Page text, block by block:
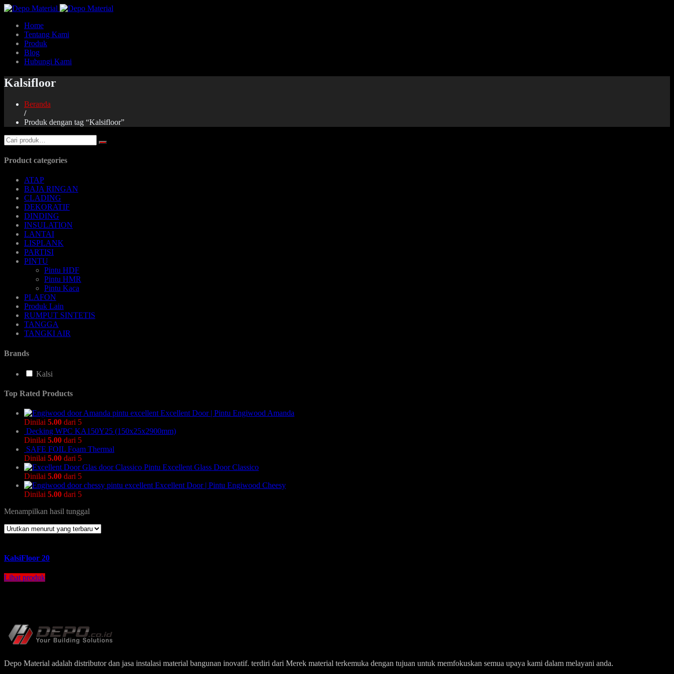
Home
Tentang Kami
Produk
Blog
Hubungi Kami
Kalsifloor
Beranda
/
Produk dengan tag “Kalsifloor”
Product categories
ATAP
BAJA RINGAN
CLADING
DEKORATIF
DINDING
INSULATION
LANTAI
LISPLANK
PARTISI
PINTU
Pintu HDF
Pintu HMR
Pintu Kaca
PLAFON
Produk Lain
RUMPUT SINTETIS
TANGGA
TANGKI AIR
Brands
Kalsi
Top Rated Products
Excellent Door | Pintu Engiwood Amanda
Dinilai 5.00 dari 5
Decking WPC KA150Y25 (150x25x2900mm)
Dinilai 5.00 dari 5
SAFE FOIL Foam Thermal
Dinilai 5.00 dari 5
Pintu Excellent Glass Door Classico
Dinilai 5.00 dari 5
Excellent Door | Pintu Engiwood Cheesy
Dinilai 5.00 dari 5
Menampilkan hasil tunggal
KalsiFloor 20
Lihat produk
Depo Material adalah distributor dan jasa instalasi material bangunan inovatif. terdiri dari Merek material terkemuka dengan tujuan untuk memfokuskan semua upaya kami dalam melayani anda.